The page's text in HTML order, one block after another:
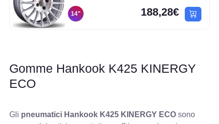
14" 188,28€
Gomme Hankook K425 KINERGY
ECO
Gli pneumatici Hankook K425 KINERGY ECO sono